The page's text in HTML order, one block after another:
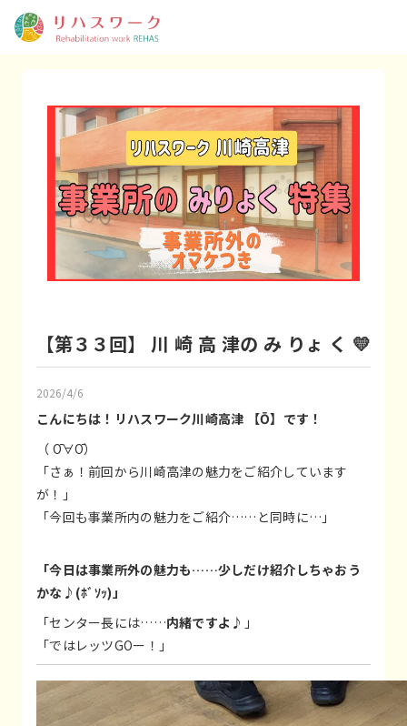
【第３３回】 川 崎 高 津の み りょ く 💛
2026/4/6
こんにちは！リハスワーク川崎高津 【Ō】です！
（ Ō∀Ō）
「さぁ！前回から川崎高津の魅力をご紹介しています
が！」
「今回も事業所内の魅力をご紹介……と同時に…」
「今日は事業所外の魅力も……少しだけ紹介しちゃおう
かな♪(ﾎﾞｿｯ)」
「センター長には……内緒ですよ♪ 」
「ではレッツGOー！」